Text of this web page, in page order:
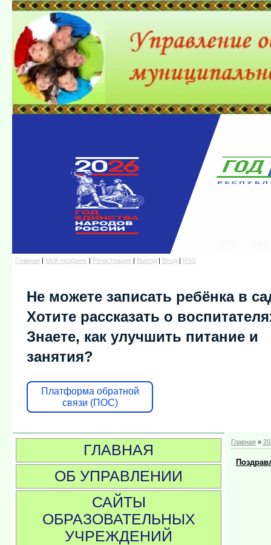
Главная | Мой профиль | Регистрация | Выход | Вход | RSS
Не можете записать ребёнка в
Хотите рассказать о
Знаете, как улучшить питание и
занятия?
Платформа обратной
связи (ПОС)
ГЛАВНАЯ
ОБ УПРАВЛЕНИИ
САЙТЫ
ОБРАЗОВАТЕЛЬНЫХ
УЧРЕЖДЕНИЙ
Главная »